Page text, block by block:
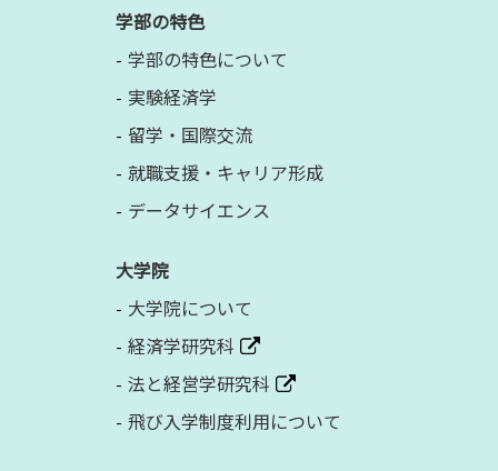
学部の特色
学部の特色について
実験経済学
留学・国際交流
就職支援・キャリア形成
データサイエンス
大学院
大学院について
経済学研究科
法と経営学研究科
飛び入学制度利用について